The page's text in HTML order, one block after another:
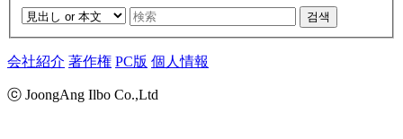
검색
会社紹介 著作権 PC版 個人情報
ⓒ JoongAng Ilbo Co.,Ltd